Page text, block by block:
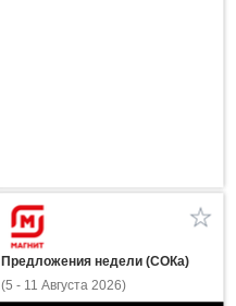
Предложения недели (СОКа)
(5 - 11 Августа 2026)